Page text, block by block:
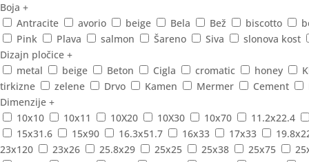
Boja +
Antracite
avorio beige Bela Bež biscotto
Pink
Plava salmon Šareno Siva slonova kost
Dizajn pločice +
metal
beige Beton Cigla cromatic honey
tirkizne
zelene Drvo Kamen Mermer Cement
Dimenzije +
10x10
10x11 10X20 10X30 10x70 11.2x22.4
15x31.6
15x90 16.3x51.7 16x33 17x33
23x120
23x26 25.8x29 25x25 25x38 25x75